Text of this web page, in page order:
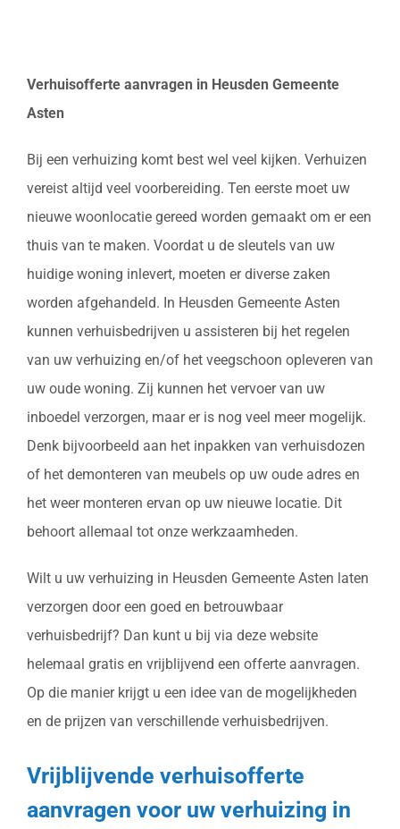
Verhuisofferte aanvragen in Heusden Gemeente
Asten
Bij een verhuizing komt best wel veel kijken. Verhuizen
vereist altijd veel voorbereiding. Ten eerste moet uw
nieuwe woonlocatie gereed worden gemaakt om er een
thuis van te maken. Voordat u de sleutels van uw
huidige woning inlevert, moeten er diverse zaken
worden afgehandeld. In Heusden Gemeente Asten
kunnen verhuisbedrijven u assisteren bij het regelen
van uw verhuizing en/of het veegschoon opleveren van
uw oude woning. Zij kunnen het vervoer van uw
inboedel verzorgen, maar er is nog veel meer mogelijk.
Denk bijvoorbeeld aan het inpakken van verhuisdozen
of het demonteren van meubels op uw oude adres en
het weer monteren ervan op uw nieuwe locatie. Dit
behoort allemaal tot onze werkzaamheden.
Wilt u uw verhuizing in Heusden Gemeente Asten laten
verzorgen door een goed en betrouwbaar
verhuisbedrijf? Dan kunt u bij via deze website
helemaal gratis en vrijblijvend een offerte aanvragen.
Op die manier krijgt u een idee van de mogelijkheden
en de prijzen van verschillende verhuisbedrijven.
Vrijblijvende verhuisofferte
aanvragen voor uw verhuizing in